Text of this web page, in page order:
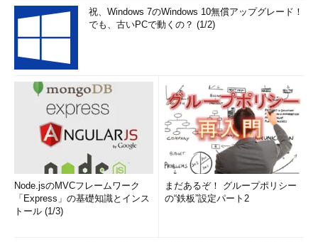
祝、Windows 7のWindows 10無償アップグレード！
でも、古いPCで動くの？ (1/2)
Node.jsのMVCフレームワーク
「Express」の基礎知識とインス
トール (1/3)
まだあるぞ！ グループポリシー
の“鉄板”設定パート2